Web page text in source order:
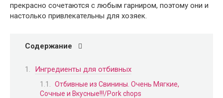
прекрасно сочетаются с любым гарниром, поэтому они и
настолько привлекательны для хозяек.
Содержание
Ингредиенты для отбивных
Отбивные из Свинины. Очень Мягкие,
Сочные и Вкусные!!!/Pork chops